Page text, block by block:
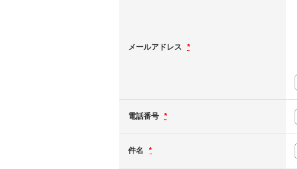
メールアドレス *
電話番号 *
件名 *